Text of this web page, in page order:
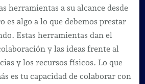
Las
nuevas
opciones
de
Internet
herramientas a su alcance desde
es algo a lo que debemos prestar
Estas herramientas dan el
y las ideas frente al
y los recursos físicos. Lo que
es tu capacidad de colaborar con